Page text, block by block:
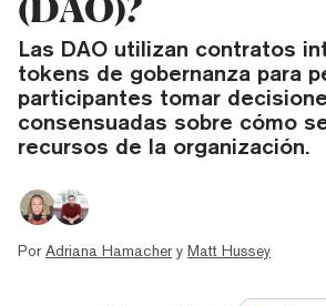
(DAO)?
Las DAO utilizan contratos
tokens de gobernanza para
participantes tomar
consensuadas sobre cómo
recursos de la organización.
Por Adriana Hamachery Matt Hussey